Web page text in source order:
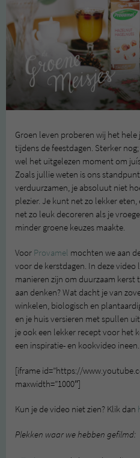
Groen leven proberen wij het
tijdens de feestdagen. Sterker
wel het uitgelezen moment om
Zoals jullie weten is ons
verduurzamen, je absoluut niet
plezier. Je kunt net zo lekker
net zo leuk decoreren als je
minder groene keuzes maakte.
Voor Provamel mochten we aan
voor de kerstdagen. In deze video
manieren zijn om duurzaam kerst
aan denken? Wat dacht je van
winkelen, biologisch en
en je huis versieren met spullen
je ook een lekker recept voor het
een inspiratie- en kookvideo
[iframe id=”https://
maxwidth=”1000″]
Kun je de video niet zien? Klik dan
Plekken waar we hebben gefilmd: